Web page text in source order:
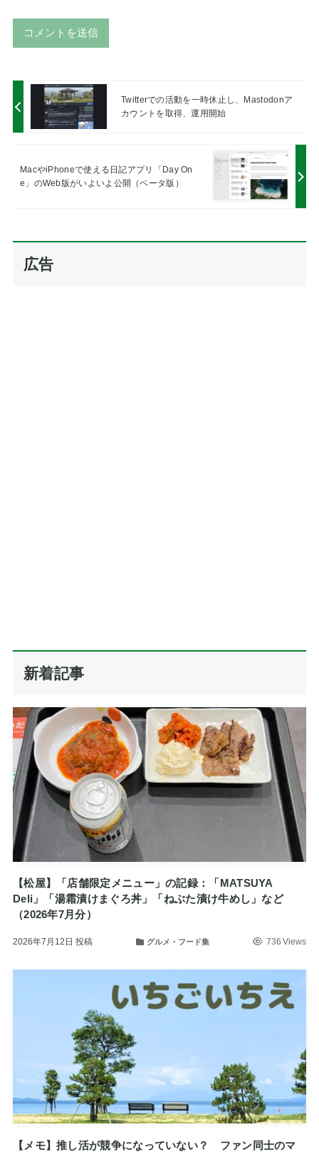
e
:
Twitterでの活動を一時休止し、Mastodonア
カウントを取得、運用開始
MacやiPhoneで使える日記アプリ「Day On
e」のWeb版がいよいよ公開（ベータ版）
広告
新着記事
【松屋】「店舗限定メニュー」の記録：「MATSUYA
Deli」「湯霜漬けまぐろ丼」「ねぶた漬け牛めし」など
（2026年7月分）
2026年7月12日 投稿 グルメ・フード集 736 Views
【メモ】推し活が競争になっていない？ ファン同士のマ